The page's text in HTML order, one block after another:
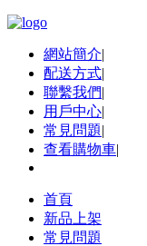
網站簡介|
配送方式|
聯繫我們|
用戶中心|
常見問題|
查看購物車|
首頁
新品上架
常見問題